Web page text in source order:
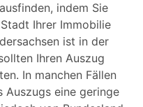
indem Sie
Ihrer Immobilie
ist in der
Ihren Auszug
In manchen Fällen
Auszugs eine geringe